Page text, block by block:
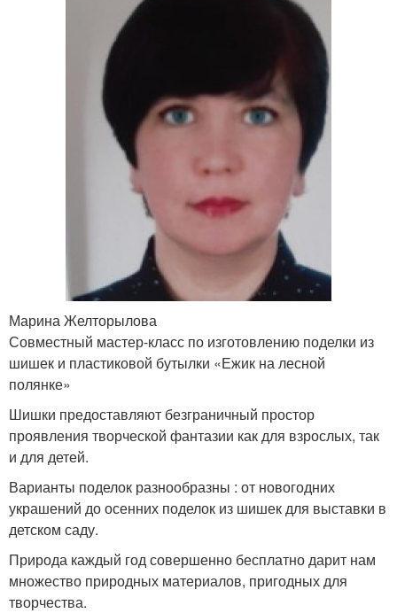
Марина Желторылова
Совместный мастер-класс по изготовлению поделки из
шишек и пластиковой бутылки «Ежик на лесной
полянке»
Шишки предоставляют безграничный простор
проявления творческой фантазии как для взрослых, так
и для детей.
Варианты поделок разнообразны : от новогодних
украшений до осенних поделок из шишек для выставки в
детском саду.
Природа каждый год совершенно бесплатно дарит нам
множество природных материалов, пригодных для
творчества.